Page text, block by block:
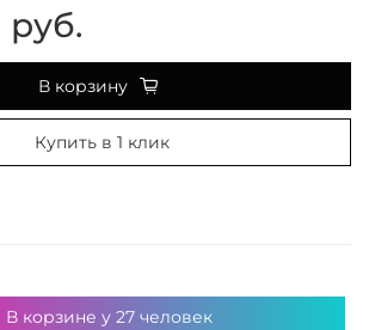
В корзину
Купить в 1 клик
В корзине у 27человек